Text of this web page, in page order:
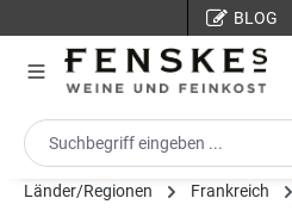
BLOG
Länder/Regionen Frankreich